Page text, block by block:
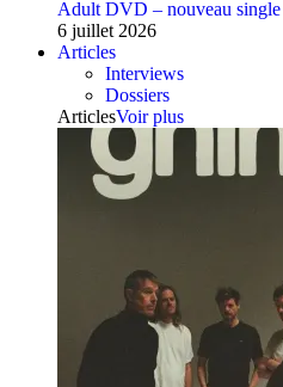
Adult DVD – nouveau single
6 juillet 2026
Articles
Interviews
Dossiers
ArticlesVoir plus